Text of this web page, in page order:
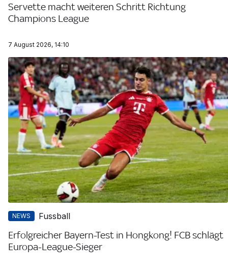
Servette macht weiteren Schritt Richtung
Champions League
7 August 2026, 14:10
NEWS Fussball
Erfolgreicher Bayern-Test in Hongkong! FCB schlägt
Europa-League-Sieger